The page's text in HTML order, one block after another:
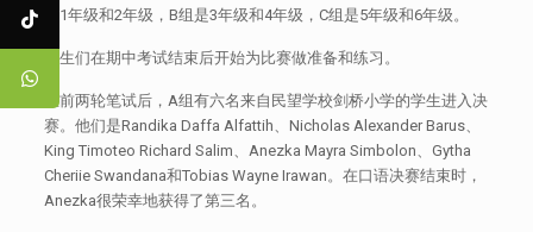
是1年级和2年级，B组是3年级和4年级，C组是5年级和6年级。
学生们在期中考试结束后开始为比赛做准备和练习。
在前两轮笔试后，A组有六名来自民望学校剑桥小学的学生进入决
赛。他们是Randika Daffa Alfattih、Nicholas Alexander Barus、
King Timoteo Richard Salim、Anezka Mayra Simbolon、Gytha
Cheriie Swandana和Tobias Wayne Irawan。在口语决赛结束时，
Anezka很荣幸地获得了第三名。